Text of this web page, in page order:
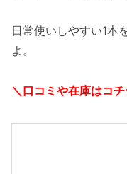
日常使いしやすい1本
よ。
＼口コミや在庫はコ